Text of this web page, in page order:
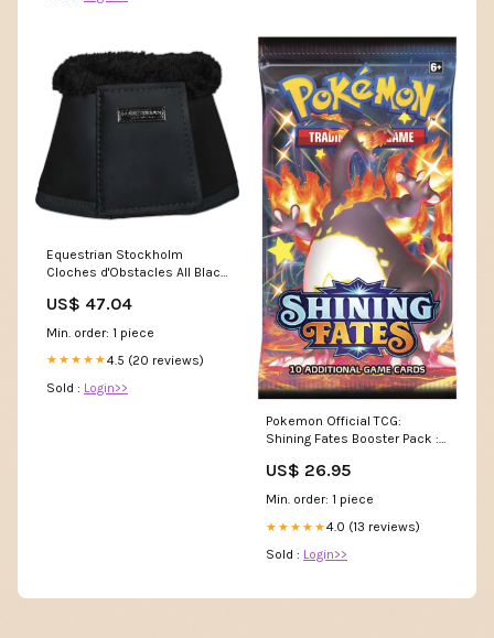
Equestrian Stockholm
Cloches d'Obstacles All Black
US$ 47.04
Min. order: 1 piece
★★★★★4.5 (20 reviews)
Sold : Login>>
Pokemon Official TCG:
Shining Fates Booster Pack :
US$ 26.95
Min. order: 1 piece
★★★★★4.0 (13 reviews)
Sold : Login>>